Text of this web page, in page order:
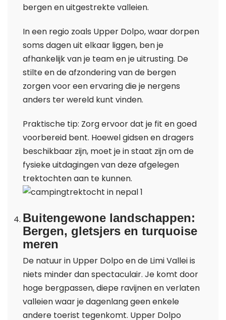
bergen en uitgestrekte valleien.
In een regio zoals Upper Dolpo, waar dorpen
soms dagen uit elkaar liggen, ben je
afhankelijk van je team en je uitrusting. De
stilte en de afzondering van de bergen
zorgen voor een ervaring die je nergens
anders ter wereld kunt vinden.
Praktische tip: Zorg ervoor dat je fit en goed
voorbereid bent. Hoewel gidsen en dragers
beschikbaar zijn, moet je in staat zijn om de
fysieke uitdagingen van deze afgelegen
trektochten aan te kunnen.
Buitengewone landschappen:
Bergen, gletsjers en turquoise
meren
De natuur in Upper Dolpo en de Limi Vallei is
niets minder dan spectaculair. Je komt door
hoge bergpassen, diepe ravijnen en verlaten
valleien waar je dagenlang geen enkele
andere toerist tegenkomt. Upper Dolpo